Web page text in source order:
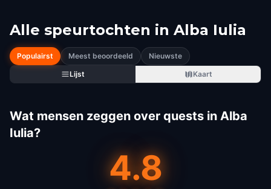
Alle speurtochten in Alba Iulia
Populairst Meest beoordeeld
Nieuwste
Lijst
Kaart
Wat mensen zeggen over quests in Alba
Iulia?
4.8